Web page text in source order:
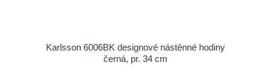
Karlsson 6006BK designové nástěnné hodiny
černá, pr. 34 cm